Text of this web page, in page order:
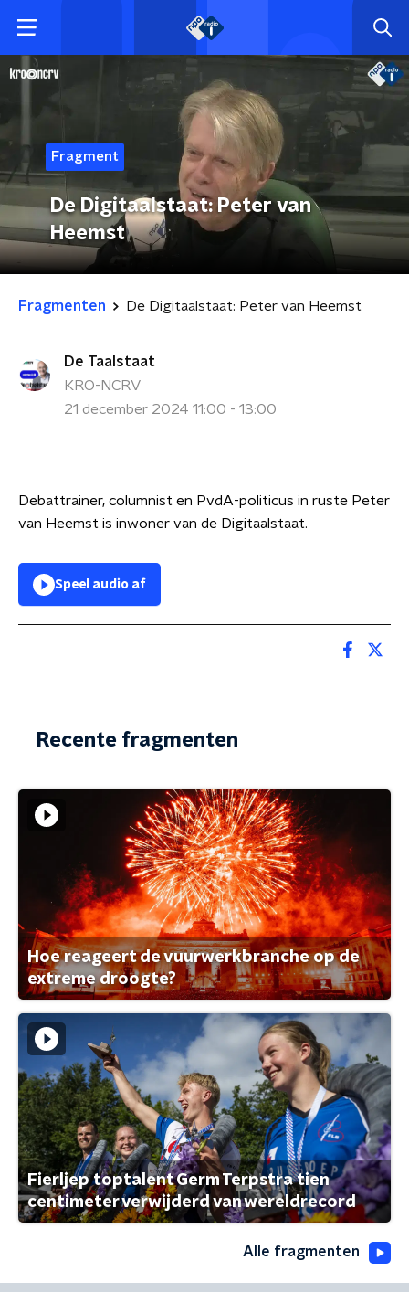
Fragment
De Digitaalstaat: Peter van
Heemst
Fragmenten De Digitaalstaat: Peter van Heemst
De Taalstaat
KRO-NCRV
21 december 2024 11:00 - 13:00
Debattrainer, columnist en PvdA-politicus in ruste Peter
van Heemst is inwoner van de Digitaalstaat.
Speel audio af
Recente fragmenten
Hoe reageert de vuurwerkbranche op de
extreme droogte?
Fierljep toptalent Germ Terpstra tien
centimeter verwijderd van wereldrecord
Alle fragmenten